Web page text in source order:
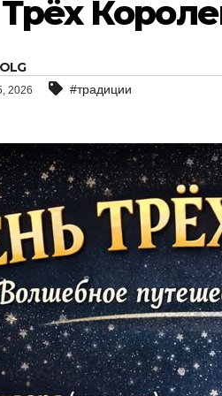
2026 #традиции